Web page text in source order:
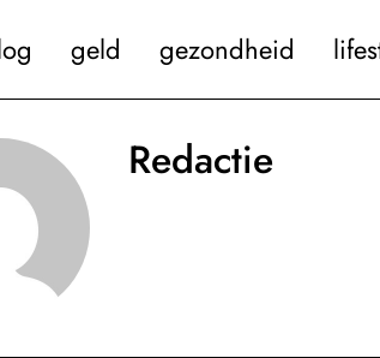
geld gezondheid
Redactie